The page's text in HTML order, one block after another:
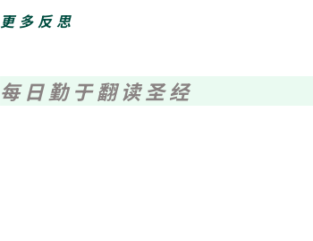
更多反思
每日勤于翻读圣经